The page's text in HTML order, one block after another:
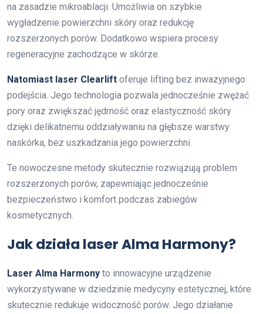
na zasadzie mikroablacji. Umożliwia on szybkie
wygładzenie powierzchni skóry oraz redukcję
rozszerzonych porów. Dodatkowo wspiera procesy
regeneracyjne zachodzące w skórze.
Natomiast laser Clearlift oferuje lifting bez inwazyjnego
podejścia. Jego technologia pozwala jednocześnie zwężać
pory oraz zwiększać jędrność oraz elastyczność skóry
dzięki delikatnemu oddziaływaniu na głębsze warstwy
naskórka, bez uszkadzania jego powierzchni.
Te nowoczesne metody skutecznie rozwiązują problem
rozszerzonych porów, zapewniając jednocześnie
bezpieczeństwo i komfort podczas zabiegów
kosmetycznych.
Jak działa laser Alma Harmony?
Laser Alma Harmony to innowacyjne urządzenie
wykorzystywane w dziedzinie medycyny estetycznej, które
skutecznie redukuje widoczność porów. Jego działanie